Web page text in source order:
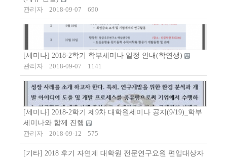
관리자
2018-09-07 690
[세미나] 2018-2학기 학부세미나 일정 안내(학연생)
관리자
2018-09-07 1141
[세미나] 2018-2학기 제9차 대학원세미나 공지(9/19)_학부
세미나와 함께 진행
관리자
2018-09-12 575
[기타] 2018 후기 자연계 대학원 전문연구요원 편입대상자